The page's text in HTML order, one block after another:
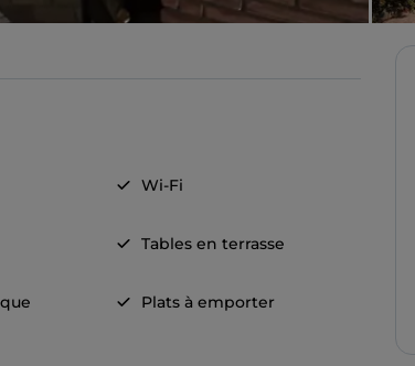
Wi-Fi
Tables en terrasse
Plats à emporter